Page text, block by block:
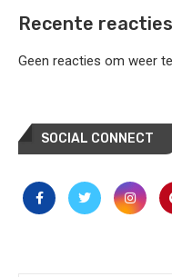
Recente reacties
Geen reacties om weer
SOCIAL CONNECT